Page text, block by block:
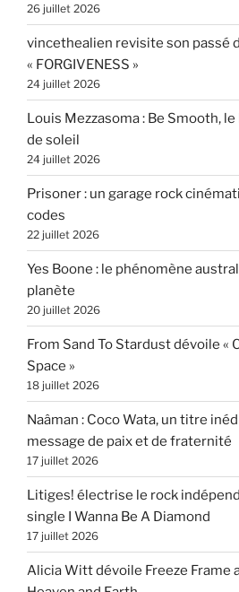
26 juillet 2026
vincethealien revisite son passé
« FORGIVENESS »
24 juillet 2026
Louis Mezzasoma : Be Smooth,
de soleil
24 juillet 2026
Prisoner : un garage rock
codes
22 juillet 2026
Yes Boone : le phénomène
planète
20 juillet 2026
From Sand To Stardust dévoile «
Space »
18 juillet 2026
Naâman : Coco Wata, un titre
message de paix et de fraternité
17 juillet 2026
Litiges! électrise le rock
single I Wanna Be A Diamond
17 juillet 2026
Alicia Witt dévoile Freeze Frame